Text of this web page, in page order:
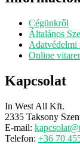
Cégünkről
Általános
Adatvédelmi
Online
Kapcsolat
In West All Kft.
2335 Taksony
E-mail:
Telefon: +36 70